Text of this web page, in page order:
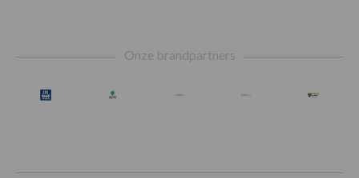
Onze brandpartners